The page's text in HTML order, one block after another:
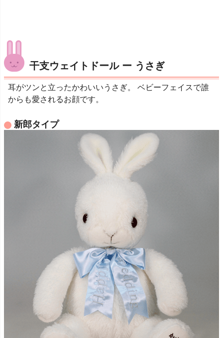
干支ウェイトドール ー うさぎ
耳がツンと立ったかわいいうさぎ。 ベビーフェイスで誰
からも愛されるお顔です。
新郎タイプ